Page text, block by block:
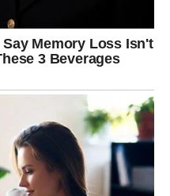
šok.
očekujete. Ili vi
koga ste tvrdoglavo
zidovi između vas i